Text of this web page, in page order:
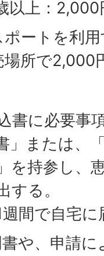
以上：2,000
ポートを利
所で2,000
書に必要事
」または、
を持参し、
する。
間で自宅に
書や、申請